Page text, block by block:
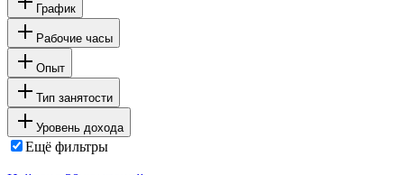
График
Рабочие часы
Опыт
Тип занятости
Уровень дохода
Ещё фильтры